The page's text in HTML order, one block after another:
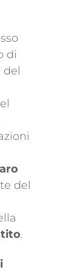
di
del
del
.
i